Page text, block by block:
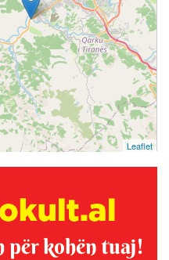
Leaflet